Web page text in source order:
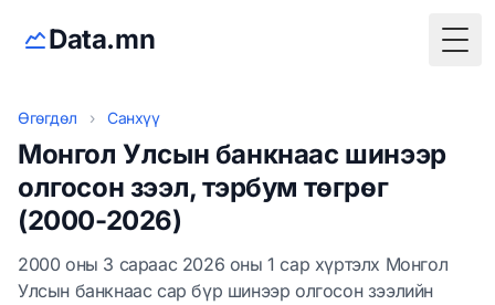
Data.mn
Өгөгдөл › Санхүү
Монгол Улсын банкнаас шинээр
олгосон зээл, тэрбум төгрөг
(2000-2026)
2000 оны 3 сараас 2026 оны 1 сар хүртэлх Монгол
Улсын банкнаас сар бүр шинээр олгосон зээлийн